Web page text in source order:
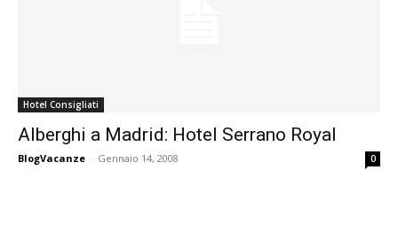
Hotel Consigliati
Alberghi a Madrid: Hotel Serrano Royal
BlogVacanze - Gennaio 14, 2008 0